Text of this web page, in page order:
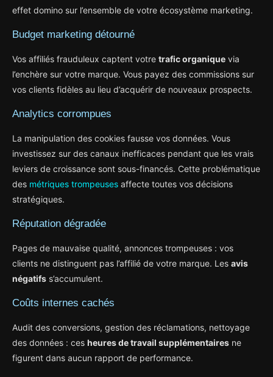
effet domino sur l’ensemble de votre écosystème marketing.
Budget marketing détourné
Vos affiliés frauduleux captent votre trafic organique via
l’enchère sur votre marque. Vous payez des commissions sur
vos clients fidèles au lieu d’acquérir de nouveaux prospects.
Analytics corrompues
La manipulation des cookies fausse vos données. Vous
investissez sur des canaux inefficaces pendant que les vrais
leviers de croissance sont sous-financés. Cette problématique
des métriques trompeuses affecte toutes vos décisions
stratégiques.
Réputation dégradée
Pages de mauvaise qualité, annonces trompeuses : vos
clients ne distinguent pas l’affilié de votre marque. Les avis
négatifs s’accumulent.
Coûts internes cachés
Audit des conversions, gestion des réclamations, nettoyage
des données : ces heures de travail supplémentaires ne
figurent dans aucun rapport de performance.